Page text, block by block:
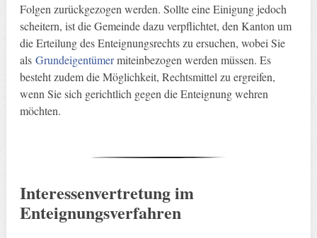
Folgen zurückgezogen werden. Sollte eine Einigung jedoch
scheitern, ist die Gemeinde dazu verpflichtet, den Kanton um
die Erteilung des Enteignungsrechts zu ersuchen, wobei Sie
als Grundeigentümermiteinbezogen werden müssen. Es
besteht zudem die Möglichkeit, Rechtsmittel zu ergreifen,
wenn Sie sich gerichtlich gegen die Enteignung wehren
möchten.
Interessenvertretung im
Enteignungsverfahren